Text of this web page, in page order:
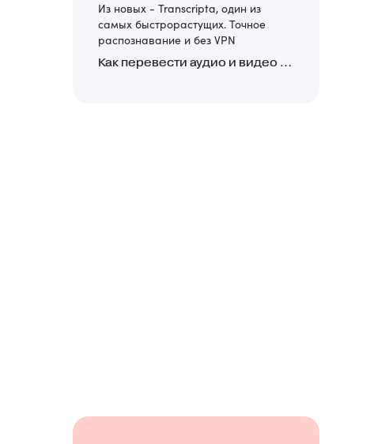
Из новых - Transcripta, один из
самых быстрорастущих. Точное
распознавание и без VPN
Как перевести аудио и видео в текст: обзор 24 нейросетей, программ и сервисов для транскрибации